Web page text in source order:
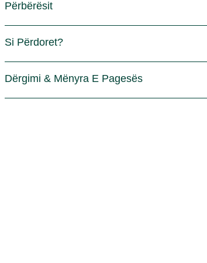
Përbërësit
Si Përdoret?
Dërgimi & Mënyra E Pagesës